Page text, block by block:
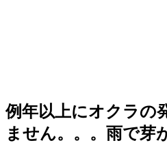
例年以上にオクラの
ません。。。雨で芽